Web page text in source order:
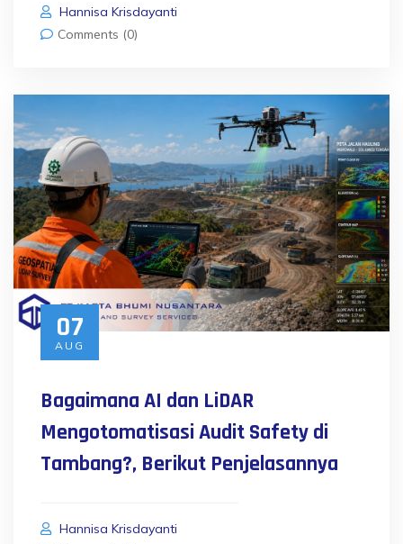
Hannisa Krisdayanti
Comments (0)
07
AUG
Bagaimana AI dan LiDAR
Mengotomatisasi Audit Safety di
Tambang?, Berikut Penjelasannya
Hannisa Krisdayanti